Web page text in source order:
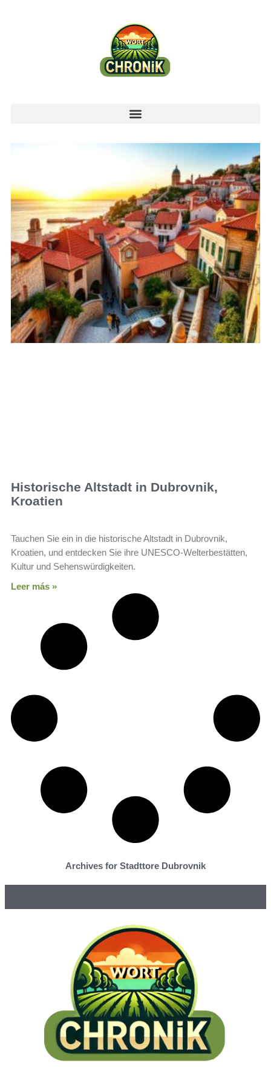
Historische Altstadt in Dubrovnik,
Kroatien
Tauchen Sie ein in die historische Altstadt in Dubrovnik,
Kroatien, und entdecken Sie ihre UNESCO-Welterbestätten,
Kultur und Sehenswürdigkeiten.
Leer más »
Archives for Stadttore Dubrovnik